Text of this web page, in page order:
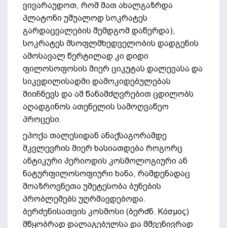
ვივარაუდოთ, რომ მათ ახალგაზრდა
პლატონი უშუალოდ სოკრატეს
გარდაცვალების შემდგომ დაწერდა),
სოკრატეს მსოფლმხედველობის დადგენის
ამოსავალ წერტილად კი დიდი
ფილოსოფოსის მიერ ციკუტას დალევასა და
სიკვდილისადმი დამოკიდებულებას
მიიჩნევს და ამ წანამძღვრებით ცდილობს
აღადგინოს ათენელის სამოღვაწეო
პროცესი.
ეპოქა თალესიდან ანაქსაგორამდე
მკვლევრის მიერ ხასიათდება როგორც
ანტიკური პერიოდის კოსმოლოგიური ან
ნატურფილოსოფიური ხანა, რამდენადაც
მოაზროვნეთა უმეტესობა ბუნების
პრობლემებს უღრმავდებოდა.
ბერძენისათვის კოსმოსი (ბერძნ. Κόσμος)
მწყობრად დალაგებულსა და მშვენივრად